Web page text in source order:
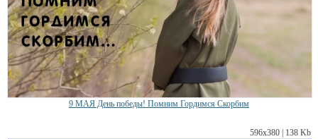
9 МАЯ День победы! Помним Гордимся Скорбим
596х380 | 138 Kb